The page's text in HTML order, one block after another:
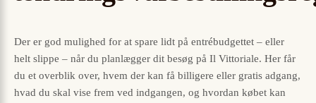
Der er god mulighed for at spare lidt på entrébudgettet – eller
helt slippe – når du planlægger dit besøg på Il Vittoriale. Her får
du et overblik over, hvem der kan få billigere eller gratis adgang,
hvad du skal vise frem ved indgangen, og hvordan købet kan